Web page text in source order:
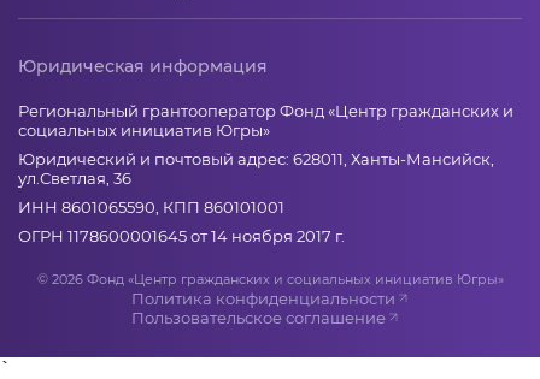
Юридическая информация
Региональный грантооператор Фонд «Центр гражданских и
социальных инициатив Югры»
Юридический и почтовый адрес: 628011, Ханты-Мансийск,
ул.Светлая, 36
ИНН 8601065590, КПП 860101001
ОГРН 1178600001645 от 14 ноября 2017 г.
© 2026 Фонд «Центр гражданских и социальных инициатив Югры»
Политика конфиденциальности
Пользовательское соглашение
`